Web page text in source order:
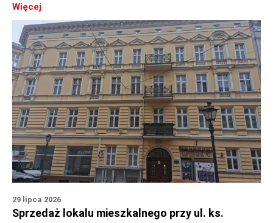
Więcej
29 lipca 2026
Sprzedaż lokalu mieszkalnego przy ul. ks.